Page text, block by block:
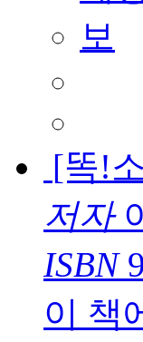
[똑!
저자
ISBN
이 책